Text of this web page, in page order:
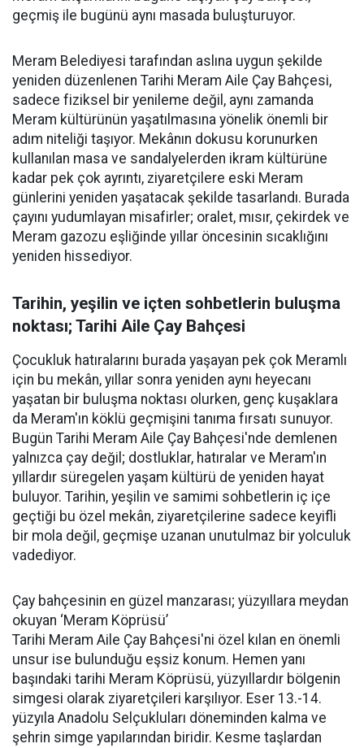
geçmiş ile bugünü aynı masada buluşturuyor.
Meram Belediyesi tarafından aslına uygun şekilde
yeniden düzenlenen Tarihi Meram Aile Çay Bahçesi,
sadece fiziksel bir yenileme değil, aynı zamanda
Meram kültürünün yaşatılmasına yönelik önemli bir
adım niteliği taşıyor. Mekânın dokusu korunurken
kullanılan masa ve sandalyelerden ikram kültürüne
kadar pek çok ayrıntı, ziyaretçilere eski Meram
günlerini yeniden yaşatacak şekilde tasarlandı. Burada
çayını yudumlayan misafirler; oralet, mısır, çekirdek ve
Meram gazozu eşliğinde yıllar öncesinin sıcaklığını
yeniden hissediyor.
Tarihin, yeşilin ve içten sohbetlerin buluşma
noktası; Tarihi Aile Çay Bahçesi
Çocukluk hatıralarını burada yaşayan pek çok Meramlı
için bu mekân, yıllar sonra yeniden aynı heyecanı
yaşatan bir buluşma noktası olurken, genç kuşaklara
da Meram'ın köklü geçmişini tanıma fırsatı sunuyor.
Bugün Tarihi Meram Aile Çay Bahçesi'nde demlenen
yalnızca çay değil; dostluklar, hatıralar ve Meram'ın
yıllardır süregelen yaşam kültürü de yeniden hayat
buluyor. Tarihin, yeşilin ve samimi sohbetlerin iç içe
geçtiği bu özel mekân, ziyaretçilerine sadece keyifli
bir mola değil, geçmişe uzanan unutulmaz bir yolculuk
vadediyor.
Çay bahçesinin en güzel manzarası; yüzyıllara meydan
okuyan ‘Meram Köprüsü’
Tarihi Meram Aile Çay Bahçesi'ni özel kılan en önemli
unsur ise bulunduğu eşsiz konum. Hemen yanı
başındaki tarihi Meram Köprüsü, yüzyıllardır bölgenin
simgesi olarak ziyaretçileri karşılıyor. Eser 13.-14.
yüzyıla Anadolu Selçukluları döneminden kalma ve
şehrin simge yapılarından biridir. Kesme taşlardan